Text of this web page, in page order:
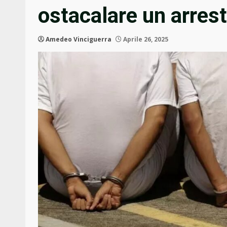
ostacalare un
Amedeo Vinciguerra Aprile 26, 2025